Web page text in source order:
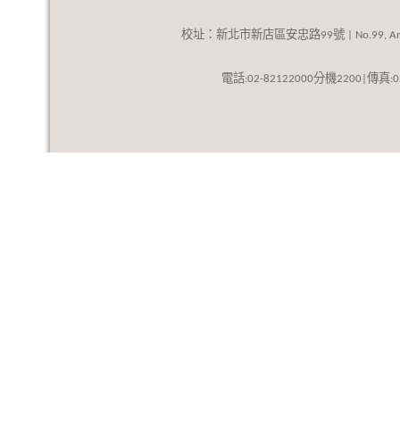
校址：新北市新店區安忠路99號 | No.99,
電話:02-82122000分機2200| 傳真